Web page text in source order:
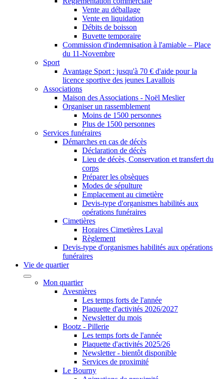
Vente au déballage
Vente en liquidation
Débits de boisson
Buvette temporaire
Commission d'indemnisation à l'amiable – Place
du 11-Novembre
Sport
Avantage Sport : jusqu'à 70 € d'aide pour la
licence sportive des jeunes Lavallois
Associations
Maison des Associations - Noël Meslier
Organiser un rassemblement
Moins de 1500 personnes
Plus de 1500 personnes
Services funéraires
Démarches en cas de décès
Déclaration de décès
Lieu de décès, Conservation et transfert du
corps
Préparer les obsèques
Modes de sépulture
Emplacement au cimetière
Devis-type d'organismes habilités aux
opérations funéraires
Cimetières
Horaires Cimetières Laval
Règlement
Devis-type d'organismes habilités aux opérations
funéraires
Vie de quartier
Mon quartier
Avesnières
Les temps forts de l'année
Plaquette d'activités 2026/2027
Newsletter du mois
Bootz - Pillerie
Les temps forts de l'année
Plaquette d'activités 2025/26
Newsletter - bientôt disponible
Services de proximité
Le Bourny